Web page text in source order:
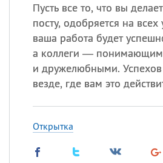
Пусть все то, что вы
посту, одобряется на всех
ваша работа будет
а коллеги —
и дружелюбными.
везде, где вам это
Открытка